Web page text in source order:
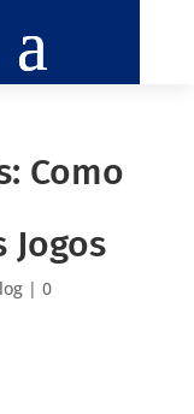
Como
Jogos
| 0